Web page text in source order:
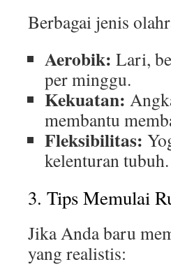
Berbagai jenis
Aerobik: Lari,
per minggu.
Kekuatan:
membantu
Fleksibilitas:
kelenturan tubuh.
3. Tips Memulai
Jika Anda baru
yang realistis: